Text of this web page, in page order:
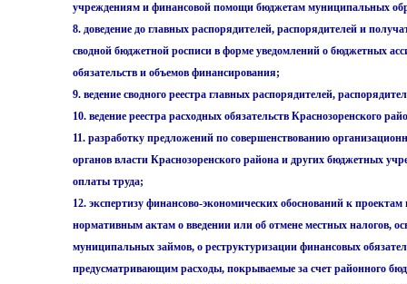
учреждениям и финансовой помощи бюджетам муниципальных
8. доведение до главных распорядителей, распорядителей и
сводной бюджетной росписи в форме уведомлений о бюджетных
обязательств и объемов финансирования;
9. ведение сводного реестра главных распорядителей,
10. ведение реестра расходных обязательств Краснозоренского
11. разработку предложений по совершенствованию
органов власти Краснозоренского района и других бюджетных
оплаты труда;
12. экспертизу финансово-экономических обоснований к
нормативным актам о введении или об отмене местных налогов,
муниципальных займов, о реструктуризации финансовых
предусматривающим расходы, покрываемые за счет районного